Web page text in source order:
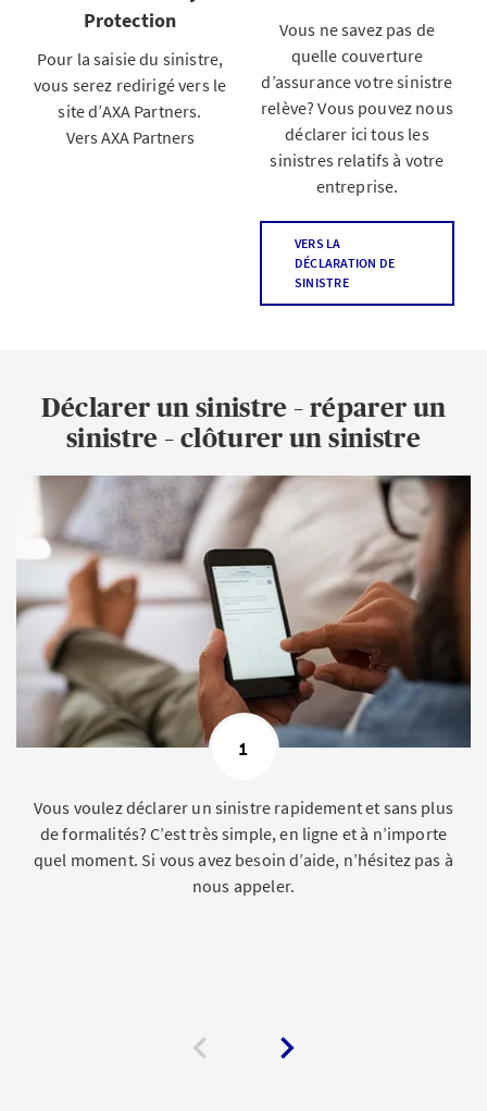
Protection
Pour la saisie du sinistre,
vous serez redirigé vers le
site d’AXA Partners.
Vers AXA Partners
Vous ne savez pas de
quelle couverture
d’assurance votre sinistre
relève? Vous pouvez nous
déclarer ici tous les
sinistres relatifs à votre
entreprise.
VERS LA
DÉCLARATION DE
SINISTRE
Déclarer un sinistre – réparer un
sinistre – clôturer un sinistre
1
Vous voulez déclarer un sinistre rapidement et sans plus
de formalités? C’est très simple, en ligne et à n’importe
quel moment. Si vous avez besoin d’aide, n’hésitez pas à
nous appeler.